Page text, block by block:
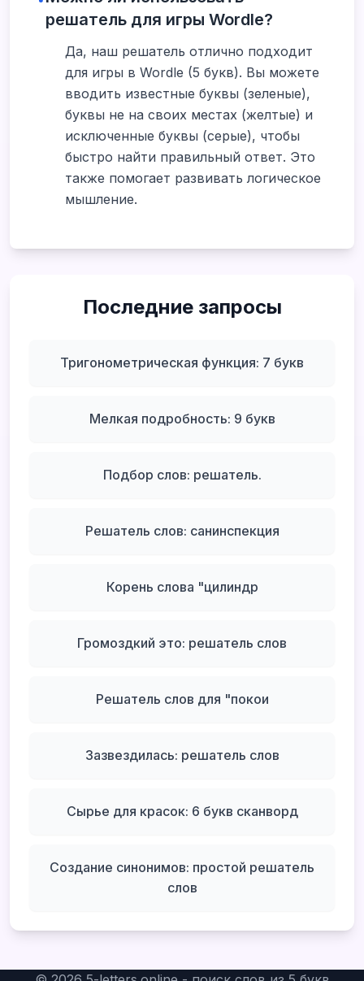
решатель для игры Wordle?
Да, наш решатель отлично подходит
для игры в Wordle (5 букв). Вы можете
вводить известные буквы (зеленые),
буквы не на своих местах (желтые) и
исключенные буквы (серые), чтобы
быстро найти правильный ответ. Это
также помогает развивать логическое
мышление.
Последние запросы
Тригонометрическая функция: 7 букв
Мелкая подробность: 9 букв
Подбор слов: решатель.
Решатель слов: санинспекция
Корень слова "цилиндр
Громоздкий это: решатель слов
Решатель слов для "покои
Зазвездилась: решатель слов
Сырье для красок: 6 букв сканворд
Создание синонимов: простой решатель
слов